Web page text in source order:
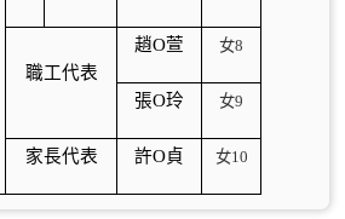
職工代表
趙O萱 女8
張O玲 女9
家長代表 許O貞 女10